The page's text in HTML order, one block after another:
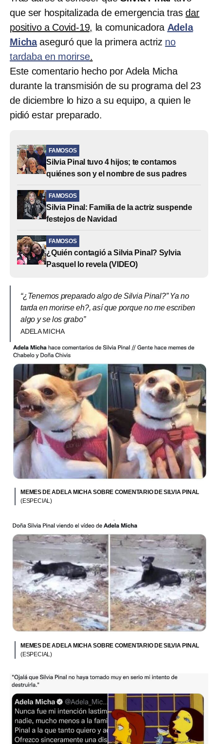
que ser hospitalizada de emergencia trasdar
positivo a Covid-19, la comunicadora Adela
Michaaseguró que la primera actriz no
tardaba en morirse.
Este comentario hecho por Adela Micha
durante la transmisión de su programa del 23
de diciembre lo hizo a su equipo, a quien le
pidió estar preparado.
FAMOSOS
Silvia Pinal tuvo 4 hijos; te contamos
quiénes son y el nombre de sus padres
FAMOSOS
Silvia Pinal: Familia de la actriz suspende
festejos de Navidad
FAMOSOS
¿Quién contagió a Silvia Pinal? Sylvia
Pasquel lo revela (VIDEO)
“¿Tenemos preparado algo de Silvia Pinal?” Ya no
tarda en morirse eh?, así que porque no me escriben
algo y se los grabo”
ADELA MICHA
MEMES DE ADELA MICHA SOBRE COMENTARIO DE SILVIA PINAL
(ESPECIAL)
MEMES DE ADELA MICHA SOBRE COMENTARIO DE SILVIA PINAL
(ESPECIAL)